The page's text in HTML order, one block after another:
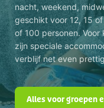
nacht, weekend,
geschikt voor 12, 15
of 100 personen. Voor
zijn speciale
verblijf net even
Alles voor groepen